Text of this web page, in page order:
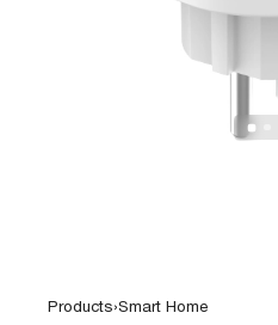
Products›Smart Home